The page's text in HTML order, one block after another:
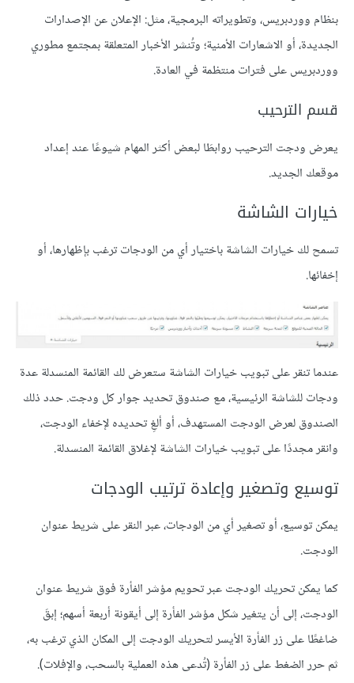
بنظام ووردبريس، وتطويراته البرمجية، مثل: الإعلان عن الإصدارات
الجديدة، أو الاشعارات الأمنية؛ وتُنشر الأخبار المتعلقة بمجتمع مطوري
ووردبريس على فترات منتظمة في العادة.
قسم الترحيب
يعرض ودجت الترحيب روابطَا لبعض أكثر المهام شيوعًا عند إعداد
موقعك الجديد.
خيارات الشاشة
تسمح لك خيارات الشاشة باختيار أي من الودجات ترغب بإظهارها، أو
إخفائها.
عندما تنقر على تبويب خيارات الشاشة ستعرض لك القائمة المنسدلة عدة
ودجات للشاشة الرئيسية، مع صندوق تحديد جوار كل ودجت. حدد ذلك
الصندوق لعرض الودجت المستهدف، أو ألغِ تحديده لإخفاء الودجت،
وانقر مجددًا على تبويب خيارات الشاشة لإغلاق القائمة المنسدلة.
توسيع وتصغير وإعادة ترتيب الودجات
يمكن توسيع، أو تصغير أي من الودجات، عبر النقر على شريط عنوان
الودجت.
كما يمكن تحريك الودجت عبر تحويم مؤشر الفأرة فوق شريط عنوان
الودجت، إلى أن يتغير شكل مؤشر الفأرة إلى أيقونة أربعة أسهم؛ إبقَ
ضاغطًا على زر الفأرة الأيسر لتحريك الودجت إلى المكان الذي ترغب به،
ثم حرر الضغط على زر الفأرة (تُدعى هذه العملية بالسحب، والإفلات).